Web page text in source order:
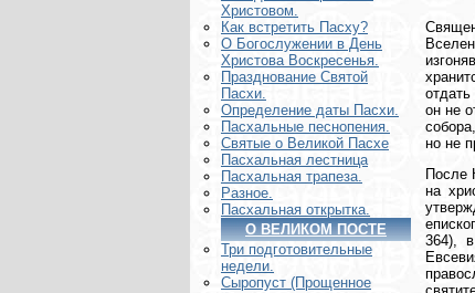
Христовом.
Как встретить Пасху?
О Богослужении в День
Христова Воскресенья.
Празднование Святой
Пасхи.
Определение даты Пасхи.
Пасхальные песнопения.
Святые о Великой Пасхе
Пасхальная лестница
Пасхальная трапеза.
Разное.
Пасхальная открытка.
О ВЕЛИКОМ ПОСТЕ
Три подготовительные
недели.
Сыропуст (Прощенное
он не
но не
После
на
364),